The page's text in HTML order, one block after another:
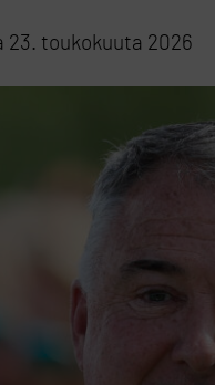
23. toukokuuta 2026